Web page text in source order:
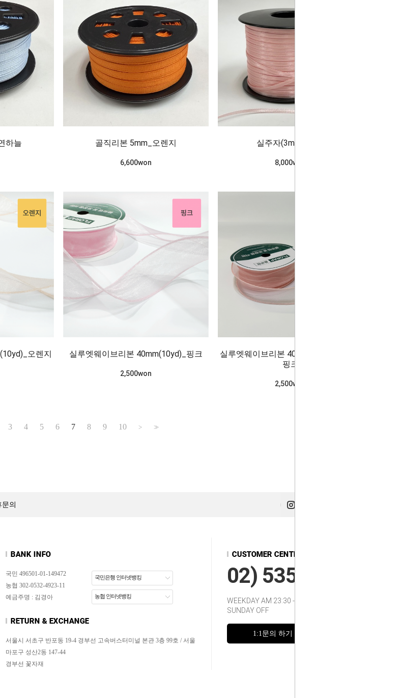
하늘 골직리본 5mm_오렌지
6,600won
실주자(3mm)_살핑
8,000won
오렌지 실루엣웨이브리본 40mm(10yd)_핑크
2,500won
실루엣웨이브리본 40mm(10yd)_베이비
핑크
2,500won
3 4 5 6 7 8 9 10 > >>
의
국민 496501-01-149472
농협 302-0532-4923-11
예금주명 : 김경아
국민은행 인터넷뱅킹
농협 인터넷뱅킹
서울시 서초구 반포동 19-4 경부선 고속버스터미널 본관 3층 99호 / 서울
마포구 성산2동 147-44
경부선 꽃자재
02) 535-2217~8
WEEKDAY AM 23:30 - 12:00
SUNDAY OFF
1:1문의 하기